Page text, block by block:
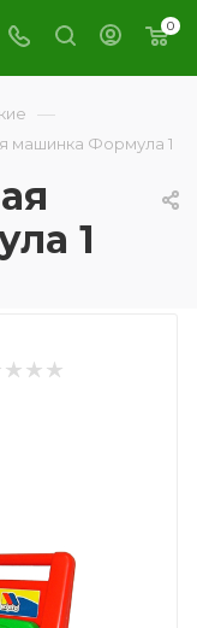
0
—
машинка Формула 1
1